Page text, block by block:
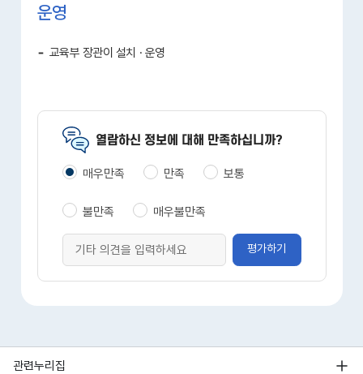
운영
교육부 장관이 설치 · 운영
열람하신 정보에 대해 만족하십니까?
매우만족 만족 보통
불만족 매우불만족
평가하기
관련누리집